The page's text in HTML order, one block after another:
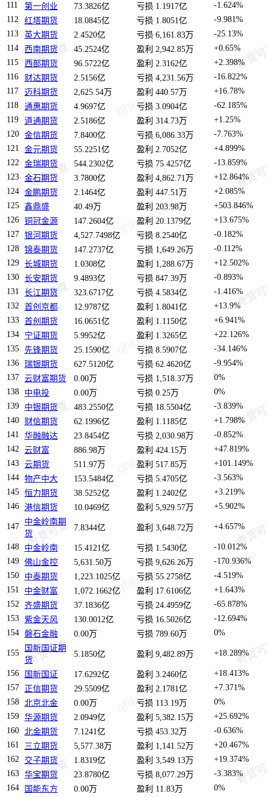
111
第一创业 73.3826亿 亏损 1.1917亿
-1.624%
112
红塔期货 18.0845亿 亏损 1.8051亿
-9.981%
113
英大期货 2.4520亿 亏损 6,161.83万
-25.13%
114
西南期货 45.2524亿 盈利 2,942.85万
+0.65%
115
西部期货 96.5722亿 盈利 2.3162亿
+2.398%
116
财达期货 2.5156亿 亏损 4,231.56万
-16.822%
117
迈科期货 2,625.54万 盈利 440.57万
+16.78%
118
通惠期货 4.9697亿 亏损 3.0904亿
-62.185%
119
道通期货 2.5186亿 盈利 314.73万
+1.25%
120 金信期货 7.8400亿 亏损 6,086.33万
-7.763%
121
金元期货 55.2251亿 盈利 2.7052亿
+4.899%
122 金瑞期货 544.2302亿 亏损 75.4257亿
-13.859%
123 金石期货 3.7800亿 盈利 4,862.71万
+12.864%
124 金鹏期货 2.1464亿 盈利 447.51万
+2.085%
125 鑫鼎盛 40.49万 盈利 203.98万
+503.846%
126 铜冠金源 147.2604亿 盈利 20.1379亿
+13.675%
127 银河期货 4,527.7498亿 亏损 8.2540亿
-0.182%
128 锦泰期货 147.2737亿 亏损 1,649.26万
-0.112%
129 长城期货 1.0308亿 盈利 1,288.67万
+12.502%
130 长安期货 9.4893亿 亏损 847.39万
-0.893%
131
长江期货 323.6717亿 亏损 4.5834亿
-1.416%
132 首创京都 12.9787亿 盈利 1.8041亿
+13.9%
133 首创期货 16.0651亿 盈利 1.1150亿
+6.941%
134
宁证期货 5.9952亿 盈利 1.3265亿
+22.126%
135 先锋期货 25.1590亿 亏损 8.5907亿
-34.146%
136 瑞银期货 627.5120亿 亏损 62.4620亿
-9.954%
137 云财富期货 0.00万 亏损 1,518.37万
0%
138
中电投 0.00万 亏损 0.25万
0%
139
中银期货 483.2550亿 亏损 18.5504亿
-3.839%
140
财信期货 62.1996亿 盈利 1.1185亿
+1.798%
141
华融融达 23.8454亿 亏损 2,030.98万
-0.852%
142 云财富 886.98万 盈利 424.15万
+47.819%
143 云期货 511.97万 盈利 517.85万
+101.149%
144 物产中大 153.5484亿 亏损 5.4705亿
-3.563%
145 恒力期货 38.5252亿 盈利 1.2402亿
+3.219%
146 港信期货 10.0469亿 盈利 5,929.57万 +5.902%
147
中金岭南期
货
7.8344亿 盈利 3,648.72万 +4.657%
148 中金岭南 15.4121亿 亏损 1.5430亿
-10.012%
149 佛山金控 5,631.50万 亏损 9,626.26万
-170.936%
150
中泰期货 1,223.1025亿 亏损 55.2758亿
-4.519%
151
中金财富 1,072.1662亿 盈利 17.6106亿
+1.643%
152 齐盛期货 37.1836亿 亏损 24.4959亿
-65.878%
153 紫金天风 130.0012亿 亏损 16.5026亿
-12.694%
154 磐石金融 0.00万 亏损 789.60万 0%
155
国新国证期
货
5.1850亿 盈利 9,482.89万 +18.289%
156 国新国证 17.6292亿 盈利 3.2460亿
+18.413%
157
正信期货 29.5509亿 盈利 2.1781亿
+7.371%
158 北京北金 0.00万 亏损 113.19万
0%
159 华源期货 2.0949亿 盈利 5,382.15万
+25.692%
160 北金期货 7.1241亿 亏损 453.32万
-0.636%
161
三立期货 5,577.38万 盈利 1,141.52万
+20.467%
162
交子期货 1.8319亿 盈利 3,549.13万
+19.374%
163 华宝期货 23.8780亿 亏损 8,077.29万
-3.383%
164
国能东方 0.00万 盈利 11.83万
0%